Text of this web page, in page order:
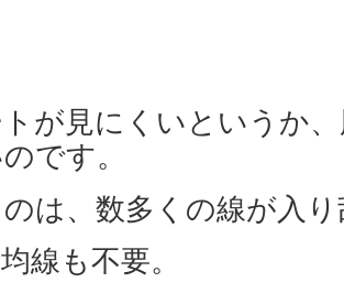
が見にくいというか
です。
は、数多くの線が入
線も不要。